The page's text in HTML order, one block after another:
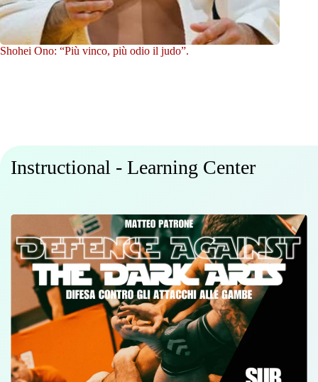
Shohei Ono: “Più vinco, più odio il judo”.
Instructional - Learning Center